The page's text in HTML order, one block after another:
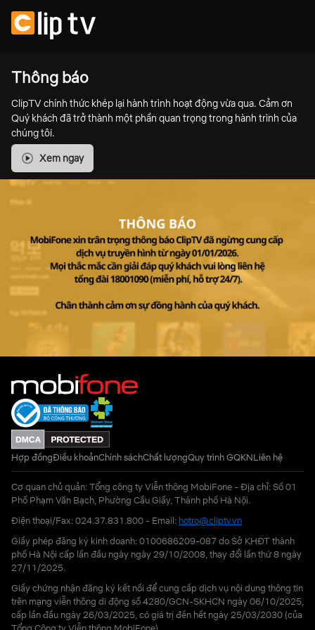
Thông báo
ClipTV chính thức khép lại hành trình hoạt động vừa qua. Cảm ơn
Quý khách đã trở thành một phần quan trọng trong hành trình của
chúng tôi.
Xem ngay
Hợp đồngĐiều khoảnChính sáchChất lượngQuy trình GQKNLiên hệ
Cơ quan chủ quản: Tổng công ty Viễn thông MobiFone - Địa chỉ: Số 01
Phố Phạm Văn Bạch, Phường Cầu Giấy, Thành phố Hà Nội.
Điện thoại/Fax: 024.37.831.800 - Email: hotro@cliptv.vn
Giấy phép đăng ký kinh doanh: 0100686209-087 do Sở KHĐT thành
phố Hà Nội cấp lần đầu ngày ngày 29/10/2008, thay đổi lần thứ 8 ngày
27/11/2025.
Giấy chứng nhận đăng ký kết nối để cung cấp dịch vụ nội dung thông tin
trên mạng viễn thông di động số 4280/GCN-SKHCN ngày 06/10/2025,
cấp lần đầu ngày 26/03/2025, có giá trị đến hết ngày 25/03/2030 (của